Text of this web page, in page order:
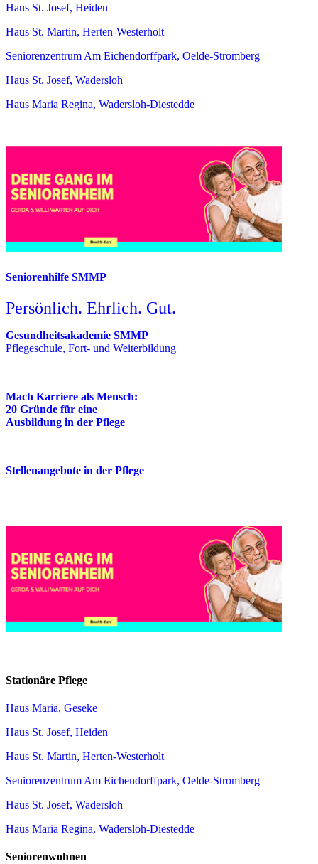
Haus St. Josef, Heiden
Haus St. Martin, Herten-Westerholt
Seniorenzentrum Am Eichendorffpark, Oelde-Stromberg
Haus St. Josef, Wadersloh
Haus Maria Regina, Wadersloh-Diestedde
Seniorenhilfe SMMP
Persönlich. Ehrlich. Gut.
Gesundheitsakademie SMMP
Pflegeschule, Fort- und Weiterbildung
Mach Karriere als Mensch:
20 Gründe für eine
Ausbildung in der Pflege
Stellenangebote in der Pflege
Stationäre Pflege
Haus Maria, Geseke
Haus St. Josef, Heiden
Haus St. Martin, Herten-Westerholt
Seniorenzentrum Am Eichendorffpark, Oelde-Stromberg
Haus St. Josef, Wadersloh
Haus Maria Regina, Wadersloh-Diestedde
Seniorenwohnen